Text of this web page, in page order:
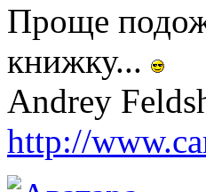
Проще
книжку...
Andrey
http://